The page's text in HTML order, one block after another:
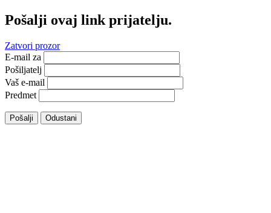
Pošalji ovaj link prijatelju.
Zatvori prozor
E-mail za
Pošiljatelj
Vaš e-mail
Predmet
Pošalji Odustani